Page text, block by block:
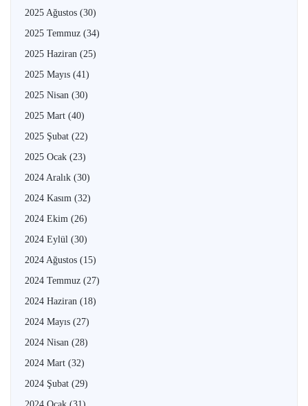
2025 Ağustos (30)
2025 Temmuz (34)
2025 Haziran (25)
2025 Mayıs (41)
2025 Nisan (30)
2025 Mart (40)
2025 Şubat (22)
2025 Ocak (23)
2024 Aralık (30)
2024 Kasım (32)
2024 Ekim (26)
2024 Eylül (30)
2024 Ağustos (15)
2024 Temmuz (27)
2024 Haziran (18)
2024 Mayıs (27)
2024 Nisan (28)
2024 Mart (32)
2024 Şubat (29)